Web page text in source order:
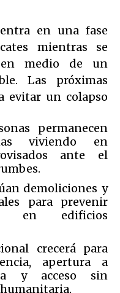
en una fase
mientras se
medio de un
Las próximas
evitar un colapso
permanecen
viviendo en
ante el
demoliciones y
para prevenir
en edificios
crecerá para
apertura a
y acceso sin